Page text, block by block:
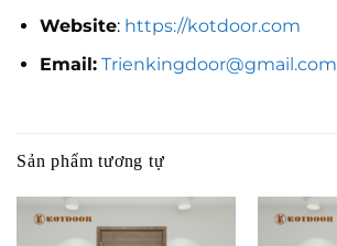
Website: https://kotdoor.com
Email: Trienkingdoor@gmail.com
Sản phẩm tương tự